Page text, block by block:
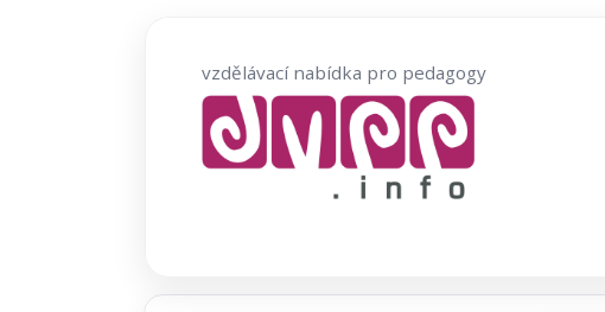
vzdělávací nabídka pro pedagogy